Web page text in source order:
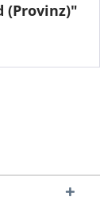
(Provinz)"